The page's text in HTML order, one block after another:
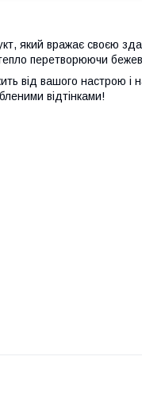
який вражає своєю
перетворюючи бежеві
від вашого настрою
відтінками!